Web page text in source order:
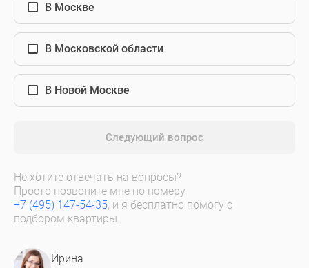
В Москве
В Московской области
В Новой Москве
Следующий вопрос
Не хотите отвечать на вопросы?
Просто позвоните мне по номеру
+7 (495) 147-54-35, и я бесплатно помогу с
подбором квартиры.
Ирина